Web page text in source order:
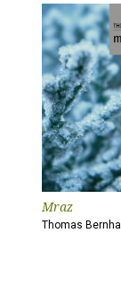
Mraz
Thomas